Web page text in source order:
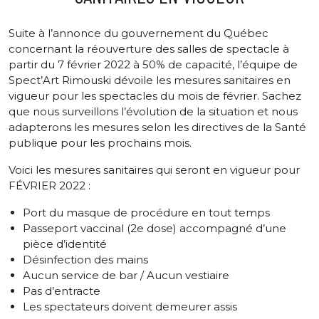
Suite à l’annonce du gouvernement du Québec
concernant la réouverture des salles de spectacle à
partir du 7 février 2022 à 50% de capacité, l’équipe de
Spect’Art Rimouski dévoile les mesures sanitaires en
vigueur pour les spectacles du mois de février. Sachez
que nous surveillons l’évolution de la situation et nous
adapterons les mesures selon les directives de la Santé
publique pour les prochains mois.
Voici les mesures sanitaires qui seront en vigueur pour
FÉVRIER 2022 :
Port du masque de procédure en tout temps
Passeport vaccinal (2e dose) accompagné d’une
pièce d’identité
Désinfection des mains
Aucun service de bar / Aucun vestiaire
Pas d’entracte
Les spectateurs doivent demeurer assis